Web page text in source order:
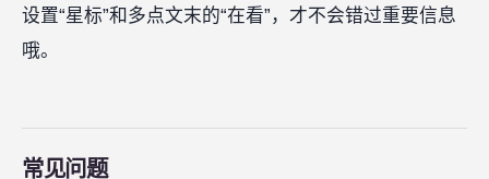
设置“星标”和多点文末的“在看”，才不会错过重要信息
哦。
常见问题